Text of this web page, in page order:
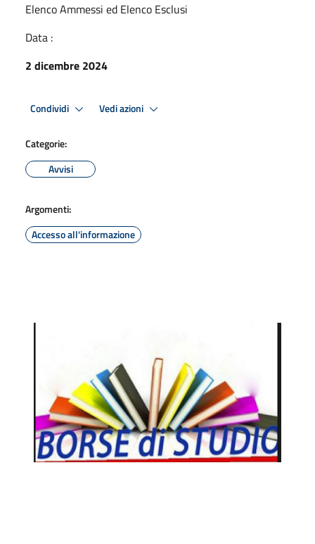
Elenco Ammessi ed Elenco Esclusi
Data :
2 dicembre 2024
Condividi Vedi azioni
Categorie:
Avvisi
Argomenti:
Accesso all'informazione